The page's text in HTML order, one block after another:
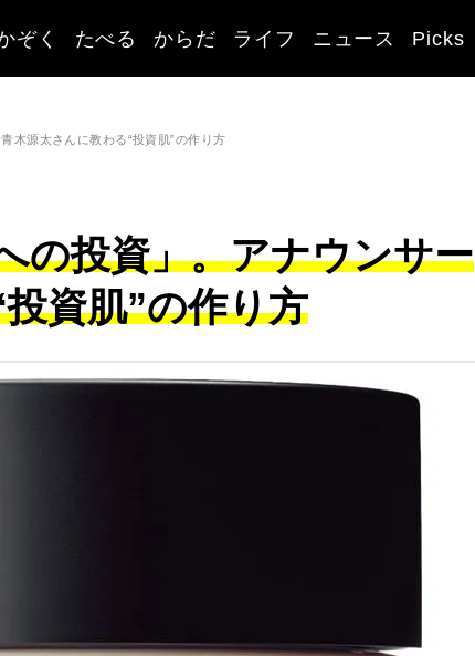
ぞく たべる からだ ライフ ニュース Picks
木源太さんに教わる“投資肌”の作り方
の投資」。アナウンサー
資肌”の作り方